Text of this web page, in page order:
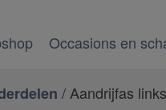
Occasions en
/ Aandrijfas